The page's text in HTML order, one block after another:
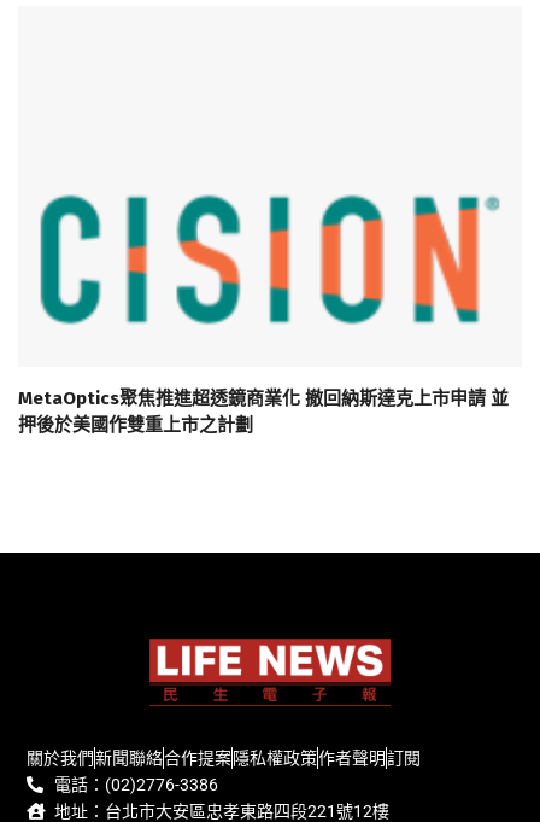
MetaOptics聚焦推進超透鏡商業化 撤回納斯達克上市申請 並
押後於美國作雙重上市之計劃
關於我們新聞聯絡合作提案隱私權政策作者聲明訂閱
電話：(02)2776-3386
地址：台北市大安區忠孝東路四段221號12樓